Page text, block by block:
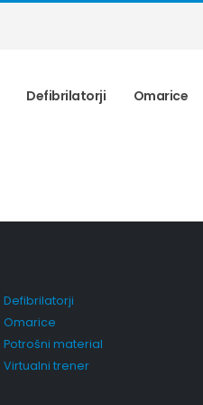
Defibrilatorji Omarice
Defibrilatorji
Omarice
Potrošni material
Virtualni trener